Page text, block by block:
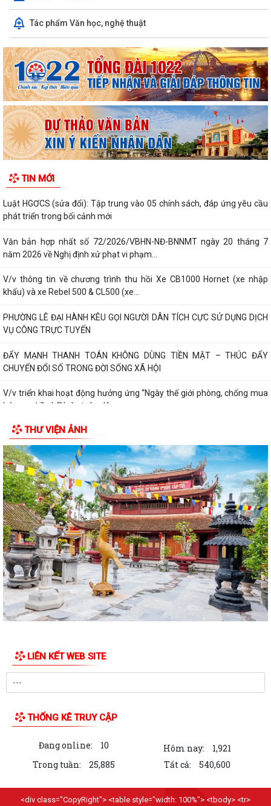
Tác phẩm Văn học, nghệ thuật
TIN MỚI
phục vụ Dự án tuyến đường...
THÔNG BÁO THU HỒI ĐẤT ĐỂ THỰC HIỆN DỰ ÁN BỒI THƯỜNG, HỖ
TRỢ, GIẢI PHÓNG MẶT BẰNG, PHỤC VỤ DỰ ÁN...
PHƯỜNG LÊ ĐẠI HÀNH TỔ CHỨC HỘI NGHỊ TRIỂN KHAI THÔNG TIN VỀ
CÔNG TÁC GIẢI PHÓNG MẶT BẰNG DỰ ÁN...
PHƯỜNG LÊ ĐẠI HÀNH TỔ CHỨC LỄ CẦU SIÊU TRI ÂN CÁC ANH HÙNG
LIỆT SĨ
ĐỂ PHÒNG TRÁNH
Luật HGƠCS (sửa đổi): Tập trung vào 05 chính sách, đáp ứng yêu cầu
phát triển trong bối cảnh mới
Văn bản hợp nhất số 72/2026/VBHN-NĐ-BNNMT ngày 20 tháng 7
năm 2026 về Nghị định xử phạt vi phạm...
V/v thông tin về chương trình thu hồi Xe CB1000 Hornet (xe nhập
khẩu) và xe Rebel 500 & CL500 (xe...
PHƯỜNG LÊ ĐẠI HÀNH KÊU GỌI NGƯỜI DÂN TÍCH CỰC SỬ DỤNG DỊCH
VỤ CÔNG TRỰC TUYẾN
ĐẨY MẠNH THANH TOÁN KHÔNG DÙNG TIỀN MẶT – THÚC ĐẨY
CHUYỂN ĐỔI SỐ TRONG ĐỜI SỐNG XÃ HỘI
V/v triển khai hoạt động hưởng ứng “Ngày thế giới phòng, chống mua
bán người” và “Ngày toàn dân...
Kế hoạch triển khai cài đặt, sử dụng ứng dựng eTax mobile phục vụ
nộp thuế sử dụng đất phi nông...
PHƯỜNG LÊ ĐẠI HÀNH THAM DỰ HỘI NGHỊ TOÀN QUỐC QUÁN TRIỆT,
TRIỂN KHAI NGHỊ QUYẾT HỘI NGHỊ TRUNG ƯƠNG...
HOẠT ĐỘNG CỦA HỘI CỰU CHIẾN BINH PHƯỜNG LÊ ĐẠI HÀNH NHÂN KỶ
NIỆM 79 NĂM NGÀY THƯƠNG BINH - LIỆT SĨ...
ỦY BAN MTTQ VIỆT NAM PHƯỜNG LÊ ĐẠI HÀNH PHỐI HỢP VỚI NGÂN
HÀNG CHÍNH SÁCH XÃ HỘI CHÍ LINH THĂM,...
THÔNG BÁO Kết quả kỳ họp thứ Năm (Kỳ họp thường lệ giữa năm
2026) Hội đồng nhân dân phường khóa...
THÔNG BÁO LỄ DÂNG HƯƠNG THẮP NẾN TRI ÂN CÁC ANH HÙNG LIỆT
CHIẾN DỊCH 500 NGÀY ĐÊM ĐẨY MẠNH THỰC HIỆN, TÌM KIẾM, QUY
TẬP, XÁC ĐỊNH DANH TÍNH HÀI CỐT LIỆT SĨ
Chỉ thị số 07-CT/TW đẩy mạnh học tập, thực hành tư tưởng, đạo đức,
phương pháp, phong cách Hồ Chí...
Hướng dẫn Quản lý và sử dụng thẻ Đảng viên
THƯ VIỆN ẢNH
LIÊN KẾT WEB SITE
THỐNG KÊ TRUY CẬP
Đang online: 10 Hôm nay:
1,921
Trong tuần:
25,885 Tất cả: 540,600
<div class="CopyRight"> <table style="width: 100%"> <tbody> <tr>